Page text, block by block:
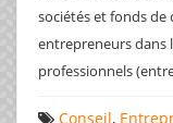
sociétés et fonds de
entrepreneurs dans
professionnels
Conseil,